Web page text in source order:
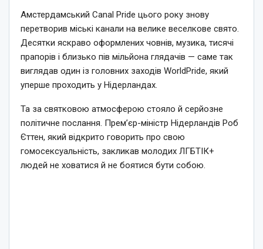
Амстердамський Canal Pride цього року знову
перетворив міські канали на велике веселкове свято.
Десятки яскраво оформлених човнів, музика, тисячі
прапорів і близько пів мільйона глядачів — саме так
виглядав один із головних заходів WorldPride, який
уперше проходить у Нідерландах.
Та за святковою атмосферою стояло й серйозне
політичне послання. Прем’єр-міністр Нідерландів Роб
Єттен, який відкрито говорить про свою
гомосексуальність, закликав молодих ЛГБТІК+
людей не ховатися й не боятися бути собою.